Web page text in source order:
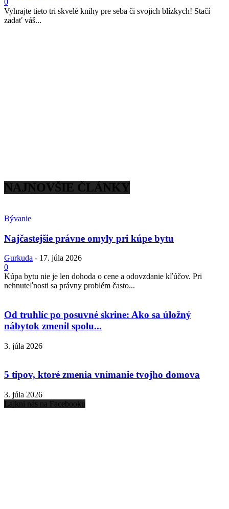
0
Vyhrajte tieto tri skvelé knihy pre seba či svojich blízkych! Stačí
zadať váš...
NAJNOVŠIE ČLÁNKY
Bývanie
Najčastejšie právne omyly pri kúpe bytu
Gurkuda - 17. júla 2026
0
Kúpa bytu nie je len dohoda o cene a odovzdanie kľúčov. Pri
nehnuteľnosti sa právny problém často...
Od truhlíc po posuvné skrine: Ako sa úložný
nábytok zmenil spolu...
3. júla 2026
5 tipov, ktoré zmenia vnímanie tvojho domova
3. júla 2026
Lajkni nás na Facebooku